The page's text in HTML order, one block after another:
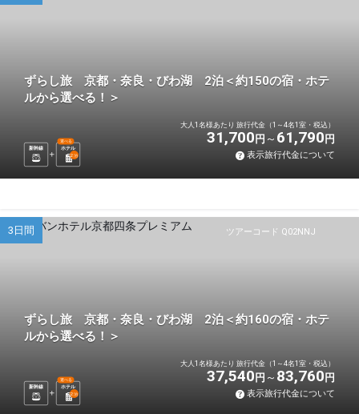
ずらし旅 京都・奈良・びわ湖 2泊＜約150の宿・ホテ
ルから選べる！＞
新幹線 ホテル
選べる
2泊
大人1名様あたり 旅行代金（1～4名1室・税込）
31,700 円 61,790 円
表示旅行代金について
ツアーコード Q02NNJ
3日間
ずらし旅 京都・奈良・びわ湖 2泊＜約160の宿・ホテ
ルから選べる！＞
新幹線 ホテル
選べる
2泊
大人1名様あたり 旅行代金（1～4名1室・税込）
37,540 円 83,760 円
表示旅行代金について